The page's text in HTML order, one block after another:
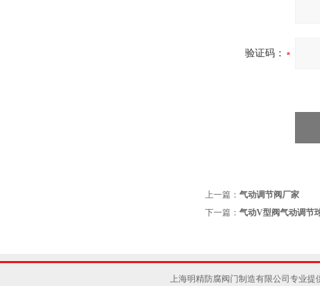
验证码：
上一篇： 气动调节阀厂家
下一篇： 气动V型阀气动调节
上海明精防腐阀门制造有限公司专业提